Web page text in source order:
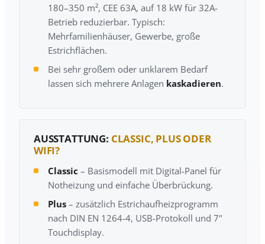
180–350 m², CEE 63A, auf 18 kW für 32A-
Betrieb reduzierbar. Typisch:
Mehrfamilienhäuser, Gewerbe, große
Estrichflächen.
Bei sehr großem oder unklarem Bedarf
lassen sich mehrere Anlagen kaskadieren.
AUSSTATTUNG: CLASSIC, PLUS ODER
WIFI?
Classic – Basismodell mit Digital-Panel für
Notheizung und einfache Überbrückung.
Plus – zusätzlich Estrichaufheizprogramm
nach DIN EN 1264-4, USB-Protokoll und 7"
Touchdisplay.